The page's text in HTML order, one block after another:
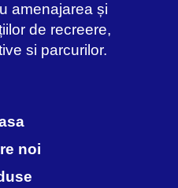
amenajarea și
de recreere,
si parcurilor.
noi